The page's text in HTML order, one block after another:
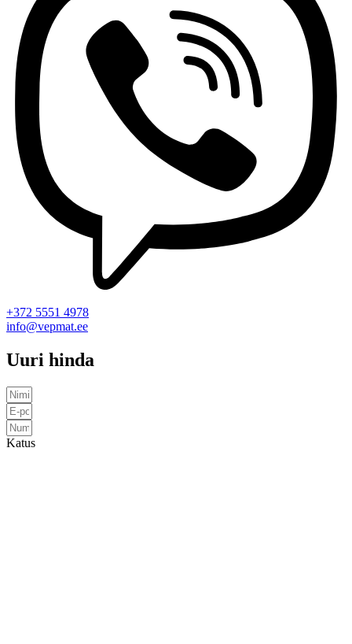
+372 5551 4978
info@vepmat.ee
Uuri hinda
Katus